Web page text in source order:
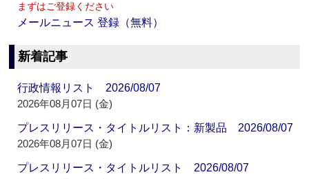
まずはご登録ください
メールニュース 登録（無料）
新着記事
行政情報リスト 2026/08/07
2026年08月07日 (金)
プレスリリース・タイトルリスト：新製品 2026/08/07
2026年08月07日 (金)
プレスリリース・タイトルリスト 2026/08/07